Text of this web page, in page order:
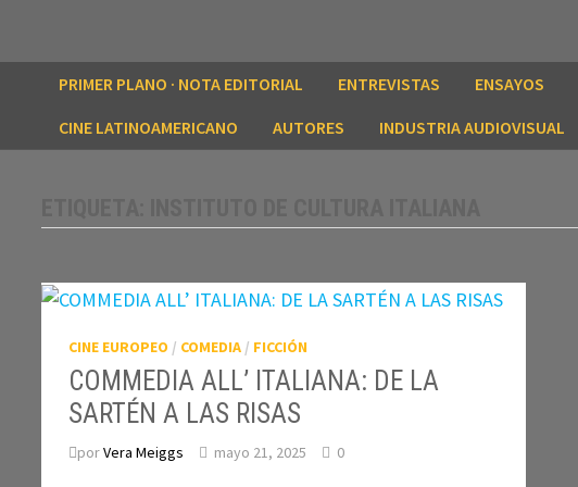
PRIMER PLANO · NOTA EDITORIAL ENTREVISTAS ENSAYOS
CINE LATINOAMERICANO
AUTORES INDUSTRIA AUDIOVISUAL
CINE EUROPEO / COMEDIA / FICCIÓN
COMMEDIA ALL’ ITALIANA: DE LA
SARTÉN A LAS RISAS
porVera Meiggs mayo 21, 2025 0